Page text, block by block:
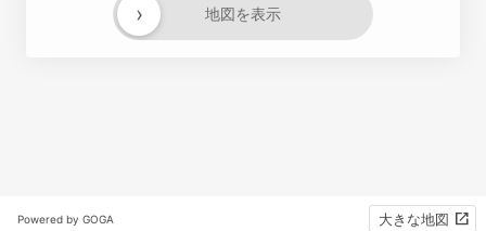
地図を表示
›
Powered by GOGA 大きな地図